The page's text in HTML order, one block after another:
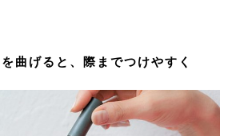
曲げると、際までつけやすく